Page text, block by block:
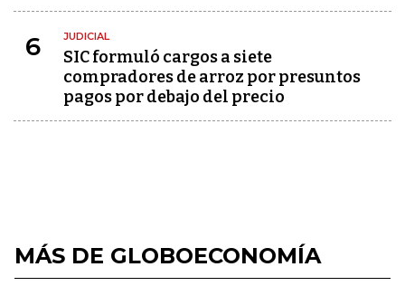
6 JUDICIAL
SIC formuló cargos a siete
compradores de arroz por presuntos
pagos por debajo del precio
MÁS DE GLOBOECONOMÍA